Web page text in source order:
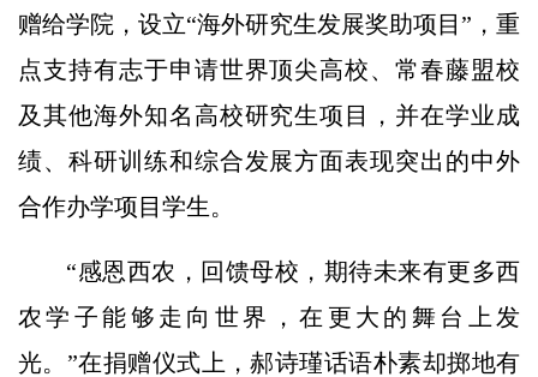
赠给学院，设立“海外研究生发展奖助项目”，重
点支持有志于申请世界顶尖高校、常春藤盟校
及其他海外知名高校研究生项目，并在学业成
绩、科研训练和综合发展方面表现突出的中外
合作办学项目学生。
“感恩西农，回馈母校，期待未来有更多西
农学子能够走向世界，在更大的舞台上发
光。”在捐赠仪式上，郝诗瑾话语朴素却掷地有